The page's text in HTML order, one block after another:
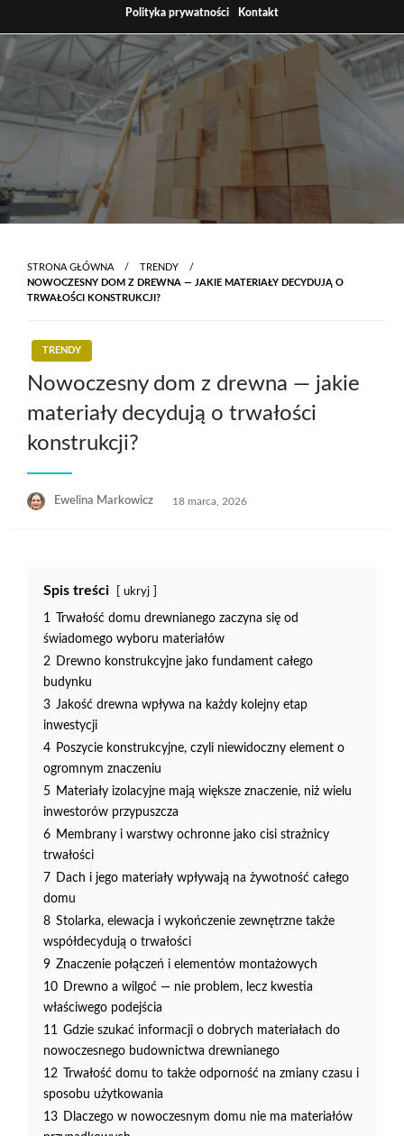
to
content
Polityka prywatności Kontakt
STRONA GŁÓWNA
TRENDY
NOWOCZESNY DOM Z DREWNA — JAKIE MATERIAŁY DECYDUJĄ O
TRWAŁOŚCI KONSTRUKCJI?
TRENDY
Nowoczesny dom z drewna — jakie
materiały decydują o trwałości
konstrukcji?
Ewelina Markowicz
Opublikowane
18 marca, 2026
Spis treści ukryj
1
Trwałość domu drewnianego zaczyna się od
świadomego wyboru materiałów
2 Drewno konstrukcyjne jako fundament całego
budynku
3 Jakość drewna wpływa na każdy kolejny etap
inwestycji
4 Poszycie konstrukcyjne, czyli niewidoczny element o
ogromnym znaczeniu
5 Materiały izolacyjne mają większe znaczenie, niż wielu
inwestorów przypuszcza
6 Membrany i warstwy ochronne jako cisi strażnicy
trwałości
7 Dach i jego materiały wpływają na żywotność całego
domu
8 Stolarka, elewacja i wykończenie zewnętrzne także
współdecydują o trwałości
9 Znaczenie połączeń i elementów montażowych
10 Drewno a wilgoć — nie problem, lecz kwestia
właściwego podejścia
11 Gdzie szukać informacji o dobrych materiałach do
nowoczesnego budownictwa drewnianego
12
Trwałość domu to także odporność na zmiany czasu i
sposobu użytkowania
13 Dlaczego w nowoczesnym domu nie ma materiałów